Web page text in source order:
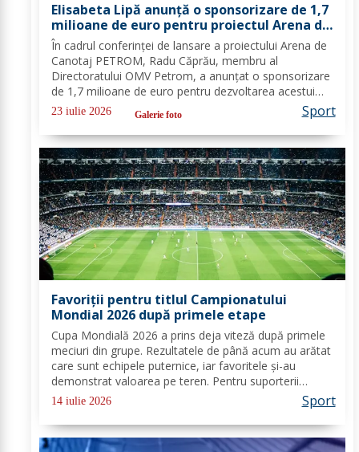
Elisabeta Lipă anunță o sponsorizare de 1,7
milioane de euro pentru proiectul Arena de
Canotaj PETROM
În cadrul conferinței de lansare a proiectului Arena de
Canotaj PETROM, Radu Căprău, membru al
Directoratului OMV Petrom, a anunțat o sponsorizare
de 1,7 milioane de euro pentru dezvoltarea acestui
proiect de mare însemnătate pentru canotajul și
sportul românesc. Investiția completează...
23 iulie 2026 Galerie foto Sport
Favoriții pentru titlul Campionatului
Mondial 2026 după primele etape
Cupa Mondială 2026 a prins deja viteză după primele
meciuri din grupe. Rezultatele de până acum au arătat
care sunt echipele puternice, iar favoritele și-au
demonstrat valoarea pe teren. Pentru suporterii
români care urmăresc cu sufletul la gură fiecare
14 iulie 2026 Sport